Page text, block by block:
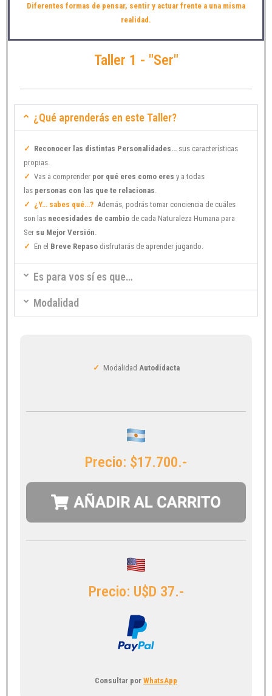
Diferentes formas de pensar, sentir y actuar frente a una misma
realidad.
Taller 1 - "Ser"
¿Qué aprenderás en este Taller?
✓ Reconocer las distintas Personalidades… sus características
propias.
✓ Vas a comprender por qué eres como eres y a todas
las personas con las que te relacionas
✓ ¿Y… sabes qué…? Además, podrás tomar conciencia de cuáles
son las necesidades de cambio de cada Naturaleza Humana para
Ser su Mejor Versión
✓ En el Breve Repaso disfrutarás de aprender jugando.
Es para vos sí es que…
Modalidad
✓ Modalidad Autodidacta
Precio: $17.700.-
Precio: U$D 37.-
Consultar por WhatsApp